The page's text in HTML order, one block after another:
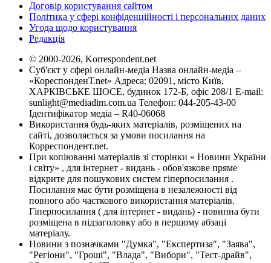
Договір користування сайтом
Політика у сфері конфіденційності і персональних даних
Угода щодо користування
Редакція
© 2000-2026, Korrespondent.net
Суб'єкт у сфері онлайн-медіа Назва онлайн-медіа –
«КореспонденТ.net» Адреса: 02091, місто Київ,
ХАРКІВСЬКЕ ШОСЕ, будинок 172-Б, офіс 208/1 E-mail:
sunlight@mediadim.com.ua Телефон: 044-205-43-00
Ідентифікатор медіа – R40-06068
Використання будь-яких матеріалів, розміщених на
сайті, дозволяється за умови посилання на
Корреспондент.net.
При копіюванні матеріалів зі сторінки « Новини України
і світу» , для інтернет - видань - обов'язкове пряме
відкрите для пошукових систем гіперпосилання .
Посилання має бути розміщена в незалежності від
повного або часткового використання матеріалів.
Гіперпосилання ( для інтернет - видань) - повинна бути
розміщена в підзаголовку або в першому абзаці
матеріалу.
Новини з позначками "Думка", "Експертиза", "Заява",
"Регіони", "Гроші", "Влада", "Вибори", "Тест-драйв",